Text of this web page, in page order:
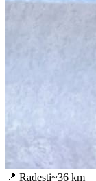
📍 Radesti~36 km